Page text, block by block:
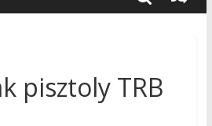
pisztoly TRB